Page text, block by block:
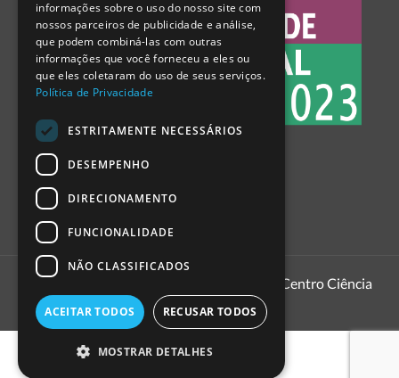
1999 - 2026
Pavilhão do Conhecimento | Centro Ciência
informações sobre o uso do nosso site com
nossos parceiros de publicidade e análise,
que podem combiná-las com outras
informações que você forneceu a eles ou
que eles coletaram do uso de seus serviços.
Política de Privacidade
ESTRITAMENTE NECESSÁRIOS
DESEMPENHO
DIRECIONAMENTO
FUNCIONALIDADE
NÃO CLASSIFICADOS
ACEITAR TODOS RECUSAR TODOS
MOSTRAR DETALHES